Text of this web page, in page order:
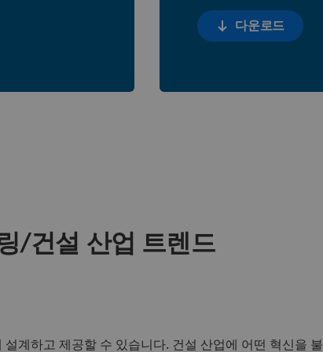
다운로드
/건설 산업 트렌드
계하고 제공할 수 있습니다. 건설 산업에 어떤 혁신을 불